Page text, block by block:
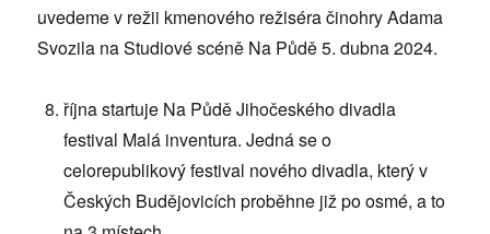
uvedeme v režii kmenového režiséra činohry Adama
Svozila na Studiové scéně Na Půdě 5. dubna 2024.
října startuje Na Půdě Jihočeského divadla
festival Malá inventura. Jedná se o
celorepublikový festival nového divadla, který v
Českých Budějovicích proběhne již po osmé, a to